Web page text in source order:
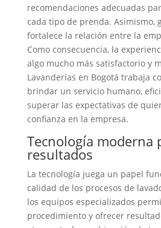
recomendaciones adecuadas
cada tipo de prenda. Asimismo,
fortalece la relación entre la
Como consecuencia, la
algo mucho más satisfactorio y
Lavanderías en Bogotá trabaja
brindar un servicio humano,
superar las expectativas de
confianza en la empresa.
Tecnología moderna
resultados
La tecnología juega un papel
calidad de los procesos de
los equipos especializados
procedimiento y ofrecer